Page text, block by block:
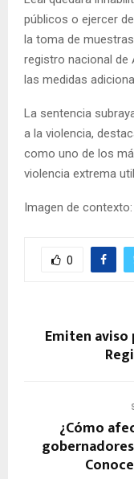
públicos o ejercer
la toma de
registro nacional de
las medidas
La sentencia
a la violencia,
como uno de los
violencia extrema
Imagen de
0
Emiten
¿Cómo